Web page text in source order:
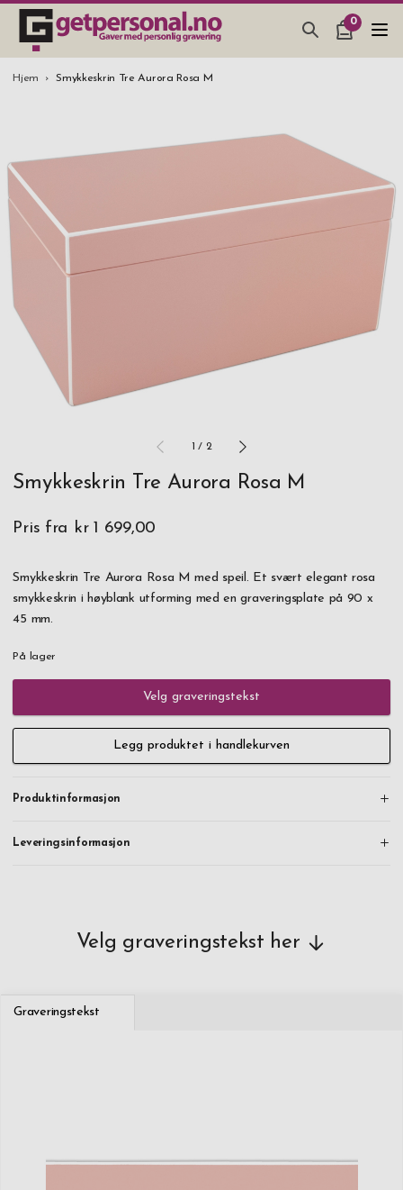
0
GAVER & GADGETS
SMYKKER & ACCESSOARER
JULEGAVETIPS
BRYLLUPSGAVE 2026
Hjem Smykkeskrin Tre Aurora Rosa M
1 / 2
Smykkeskrin Tre Aurora Rosa M
Pris fra kr 1 699,00
Smykkeskrin Tre Aurora Rosa M med speil. Et svært elegant rosa
smykkeskrin i høyblank utforming med en graveringsplate på 90 x
45 mm.
På lager
Velg graveringstekst
Legg produktet i handlekurven
Produktinformasjon
Leveringsinformasjon
Velg graveringstekst her
Graveringstekst